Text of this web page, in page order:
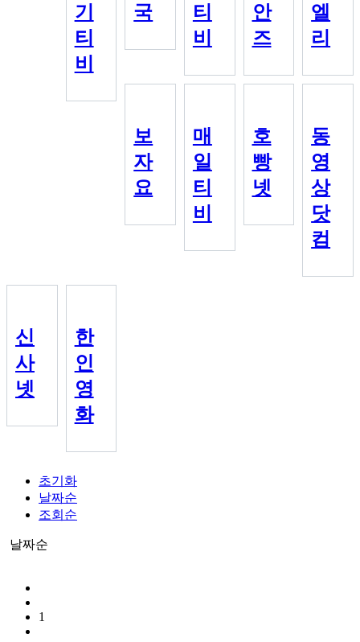
기
티
비
국
티
비
안
즈
엘
리
보
자
요
매
일
티
비
호
빵
넷
동
영
상
닷
컴
신
사
넷
한
인
영
화
초기화
날짜순
조회순
날짜순
1